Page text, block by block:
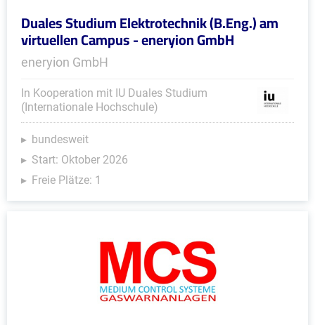
Duales Studium Elektrotechnik (B.Eng.) am
virtuellen Campus - eneryion GmbH
eneryion GmbH
In Kooperation mit IU Duales Studium
(Internationale Hochschule)
bundesweit
Start: Oktober 2026
Freie Plätze: 1